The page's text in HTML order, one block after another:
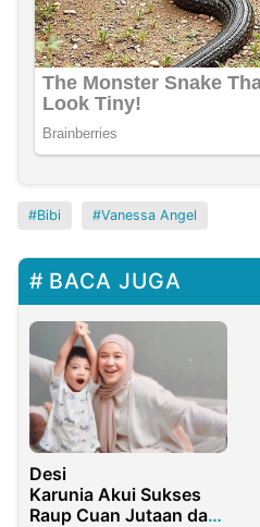
Bibi Vanessa Angel
BACA JUGA
Desi
Karunia Akui Sukses
Raup Cuan Jutaan dari